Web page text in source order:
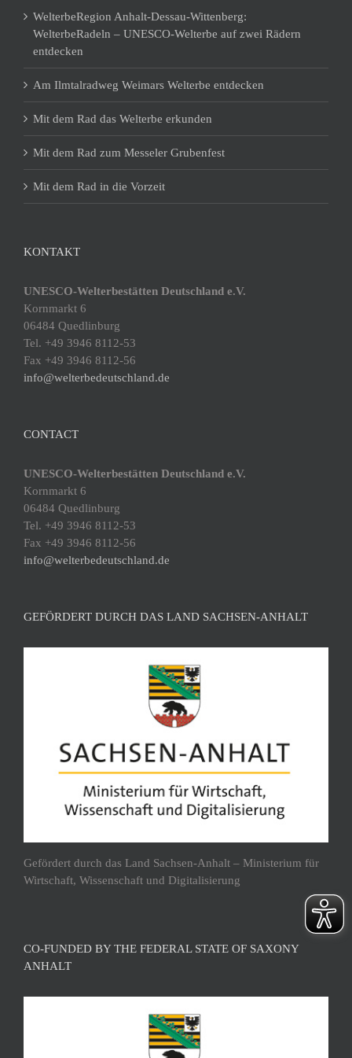
WelterbeRegion Anhalt-Dessau-Wittenberg:
WelterbeRadeln – UNESCO-Welterbe auf zwei Rädern
entdecken
Am Ilmtalradweg Weimars Welterbe entdecken
Mit dem Rad das Welterbe erkunden
Mit dem Rad zum Messeler Grubenfest
Mit dem Rad in die Vorzeit
KONTAKT
UNESCO-Welterbestätten Deutschland e.V.
Kornmarkt 6
06484 Quedlinburg
Tel. +49 3946 8112-53
Fax +49 3946 8112-56
info@welterbedeutschland.de
CONTACT
UNESCO-Welterbestätten Deutschland e.V.
Kornmarkt 6
06484 Quedlinburg
Tel. +49 3946 8112-53
Fax +49 3946 8112-56
info@welterbedeutschland.de
GEFÖRDERT DURCH DAS LAND SACHSEN-ANHALT
Gefördert durch das Land Sachsen-Anhalt – Ministerium für
Wirtschaft, Wissenschaft und Digitalisierung
CO-FUNDED BY THE FEDERAL STATE OF SAXONY
ANHALT